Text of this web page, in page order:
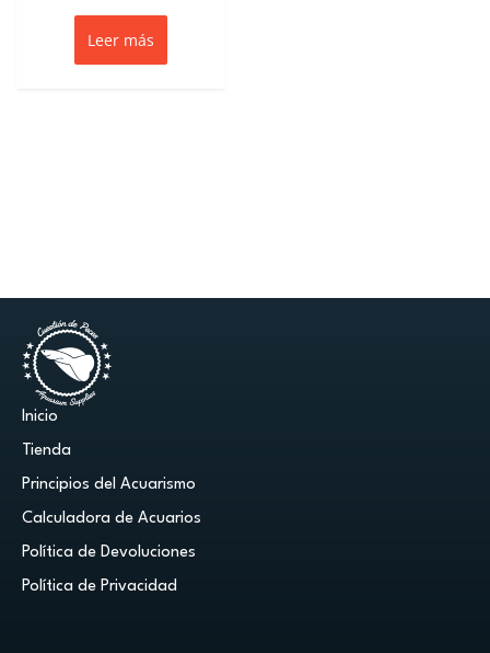
Leer más
Inicio
Tienda
Principios del Acuarismo
Calculadora de Acuarios
Política de Devoluciones
Política de Privacidad